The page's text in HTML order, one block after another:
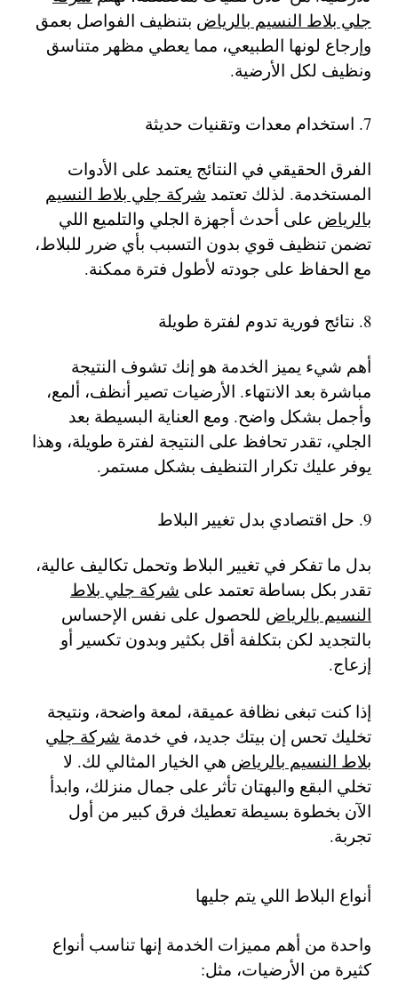
جلي بلاط النسيم بالرياض بتنظيف الفواصل بعمق
وإرجاع لونها الطبيعي، مما يعطي مظهر متناسق
ونظيف لكل الأرضية.
7. استخدام معدات وتقنيات حديثة
الفرق الحقيقي في النتائج يعتمد على الأدوات
المستخدمة. لذلك تعتمد شركة جلي بلاط النسيم
بالرياض على أحدث أجهزة الجلي والتلميع اللي
تضمن تنظيف قوي بدون التسبب بأي ضرر للبلاط،
مع الحفاظ على جودته لأطول فترة ممكنة.
8. نتائج فورية تدوم لفترة طويلة
أهم شيء يميز الخدمة هو إنك تشوف النتيجة
مباشرة بعد الانتهاء. الأرضيات تصير أنظف، ألمع،
وأجمل بشكل واضح. ومع العناية البسيطة بعد
الجلي، تقدر تحافظ على النتيجة لفترة طويلة، وهذا
يوفر عليك تكرار التنظيف بشكل مستمر.
9. حل اقتصادي بدل تغيير البلاط
بدل ما تفكر في تغيير البلاط وتحمل تكاليف عالية،
تقدر بكل بساطة تعتمد على شركة جلي بلاط
النسيم بالرياض للحصول على نفس الإحساس
بالتجديد لكن بتكلفة أقل بكثير وبدون تكسير أو
إزعاج.
إذا كنت تبغى نظافة عميقة، لمعة واضحة، ونتيجة
تخليك تحس إن بيتك جديد، في خدمة شركة جلي
بلاط النسيم بالرياض هي الخيار المثالي لك. لا
تخلي البقع والبهتان تأثر على جمال منزلك، وابدأ
الآن بخطوة بسيطة تعطيك فرق كبير من أول
تجربة.
أنواع البلاط اللي يتم جليها
واحدة من أهم مميزات الخدمة إنها تناسب أنواع
كثيرة من الأرضيات، مثل: